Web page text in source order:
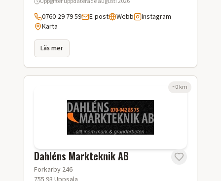
0760-29 79 59 E-post Webb
Instagram
Karta
Läs mer
Dahléns Markteknik AB
Forkarby 246
~0km